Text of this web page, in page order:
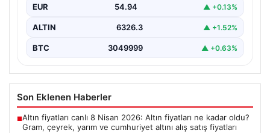
EUR 54.94 ▲ +0.13%
ALTIN 6326.3 ▲ +1.52%
BTC 3049999 ▲ +0.63%
Son Eklenen Haberler
■Altın fiyatları canlı 8 Nisan 2026: Altın fiyatları ne kadar oldu?
Gram, çeyrek, yarım ve cumhuriyet altını alış satış fiyatları